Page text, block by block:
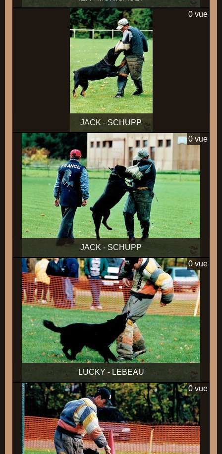
JACK - SCHUPP
0 vue
JACK - SCHUPP
0 vue
LUCKY - LEBEAU
0 vue
0 vue